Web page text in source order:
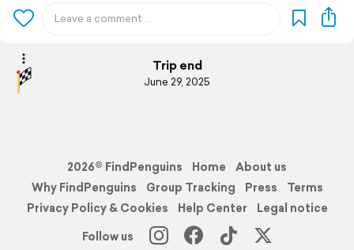
Trip end
June 29, 2025
2026© FindPenguins Home
About us
Why FindPenguins
Group Tracking Press
Terms
Privacy Policy & Cookies
Help Center
Legal notice
Follow us